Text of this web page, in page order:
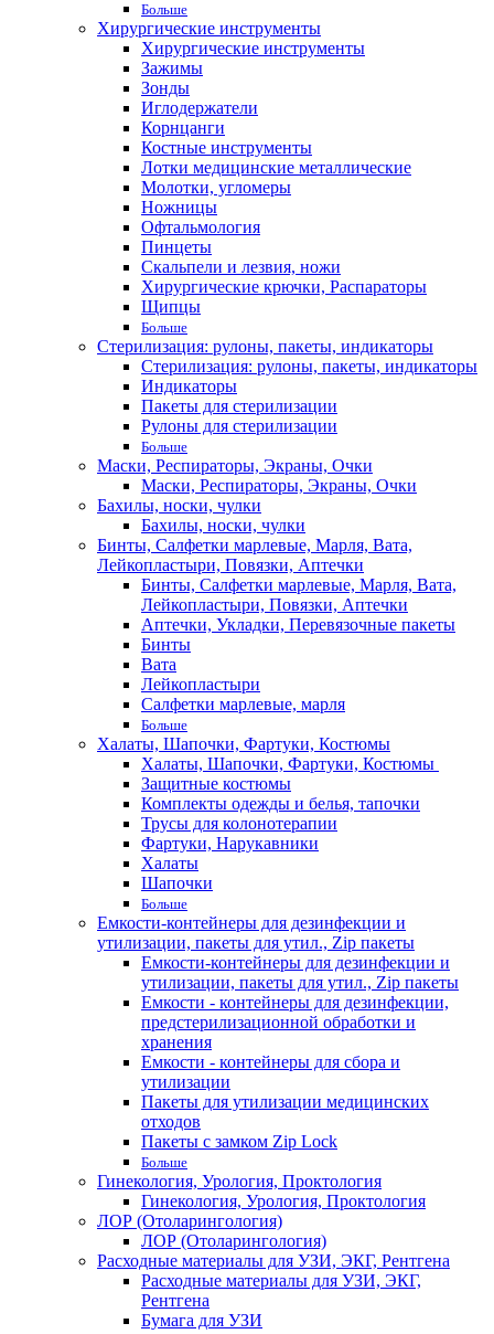
Больше
Хирургические инструменты
Хирургические инструменты
Зажимы
Зонды
Иглодержатели
Корнцанги
Костные инструменты
Лотки медицинские металлические
Молотки, угломеры
Ножницы
Офтальмология
Пинцеты
Скальпели и лезвия, ножи
Хирургические крючки, Распараторы
Щипцы
Больше
Стерилизация: рулоны, пакеты, индикаторы
Стерилизация: рулоны, пакеты, индикаторы
Индикаторы
Пакеты для стерилизации
Рулоны для стерилизации
Больше
Маски, Респираторы, Экраны, Очки
Маски, Респираторы, Экраны, Очки
Бахилы, носки, чулки
Бахилы, носки, чулки
Бинты, Салфетки марлевые, Марля, Вата,
Лейкопластыри, Повязки, Аптечки
Бинты, Салфетки марлевые, Марля, Вата,
Лейкопластыри, Повязки, Аптечки
Аптечки, Укладки, Перевязочные пакеты
Бинты
Вата
Лейкопластыри
Салфетки марлевые, марля
Больше
Халаты, Шапочки, Фартуки, Костюмы
Халаты, Шапочки, Фартуки, Костюмы
Защитные костюмы
Комплекты одежды и белья, тапочки
Трусы для колонотерапии
Фартуки, Нарукавники
Халаты
Шапочки
Больше
Емкости-контейнеры для дезинфекции и
утилизации, пакеты для утил., Zip пакеты
Емкости-контейнеры для дезинфекции и
утилизации, пакеты для утил., Zip пакеты
Емкости - контейнеры для дезинфекции,
предстерилизационной обработки и
хранения
Емкости - контейнеры для сбора и
утилизации
Пакеты для утилизации медицинских
отходов
Пакеты с замком Zip Lock
Больше
Гинекология, Урология, Проктология
Гинекология, Урология, Проктология
ЛОР (Отоларингология)
ЛОР (Отоларингология)
Расходные материалы для УЗИ, ЭКГ, Рентгена
Расходные материалы для УЗИ, ЭКГ,
Рентгена
Бумага для УЗИ